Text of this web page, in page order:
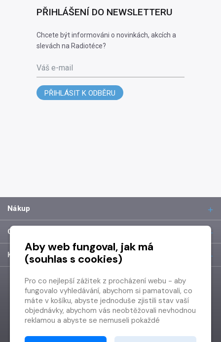
PŘIHLÁŠENÍ DO NEWSLETTERU
Chcete být informováni o novinkách, akcích a
slevách na Radiotéce?
Váš e-mail
PŘIHLÁSIT K ODBĚRU
Nákup
O společnosti
Kontakt
Aby web fungoval, jak má
(souhlas s cookies)
Pro co nejlepší zážitek z procházení webu - aby
fungovalo vyhledávání, abychom si pamatovali, co
máte v košíku, abyste jednoduše zjistili stav vaší
objednávky, abychom vás neobtěžovali nevhodnou
reklamou a abyste se nemuseli pokaždé